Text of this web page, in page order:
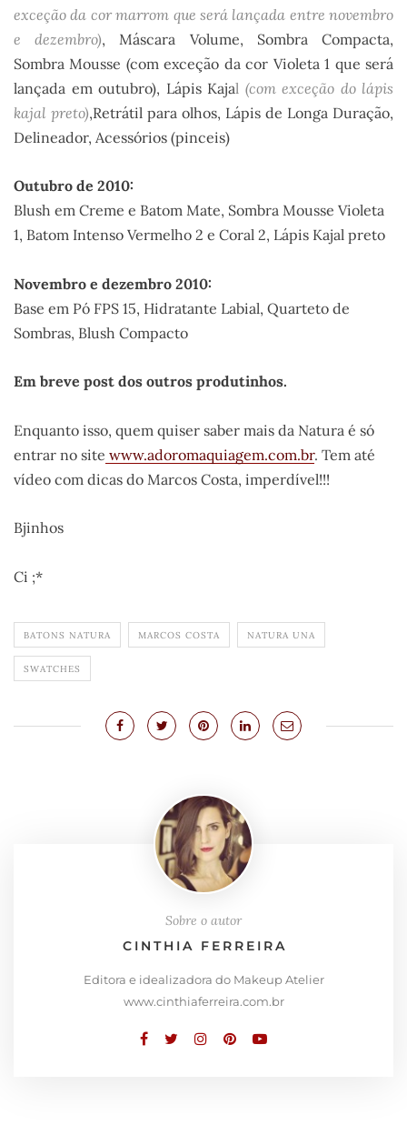
exceção da cor marrom que será lançada entre novembro
e dezembro), Máscara Volume, Sombra Compacta,
Sombra Mousse (com exceção da cor Violeta 1 que será
lançada em outubro), Lápis Kajal (com exceção do lápis
kajal preto),Retrátil para olhos, Lápis de Longa Duração,
Delineador, Acessórios (pinceis)
Outubro de 2010:
Blush em Creme e Batom Mate, Sombra Mousse Violeta
1, Batom Intenso Vermelho 2 e Coral 2, Lápis Kajal preto
Novembro e dezembro 2010:
Base em Pó FPS 15, Hidratante Labial, Quarteto de
Sombras, Blush Compacto
Em breve post dos outros produtinhos.
Enquanto isso, quem quiser saber mais da Natura é só
entrar no site www.adoromaquiagem.com.br. Tem até
vídeo com dicas do Marcos Costa, imperdível!!!
Bjinhos
Ci ;*
BATONS NATURA MARCOS COSTA NATURA UNA
SWATCHES
Sobre o autor
CINTHIA FERREIRA
Editora e idealizadora do Makeup Atelier
www.cinthiaferreira.com.br